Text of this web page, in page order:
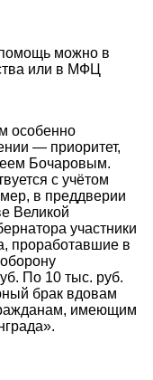
можно в
или в МФЦ
особенно
— приоритет,
Бочаровым.
с учëтом
в преддверии
Великой
участники
проработавшие в
По 10 тыс. руб.
брак вдовам
имеющим